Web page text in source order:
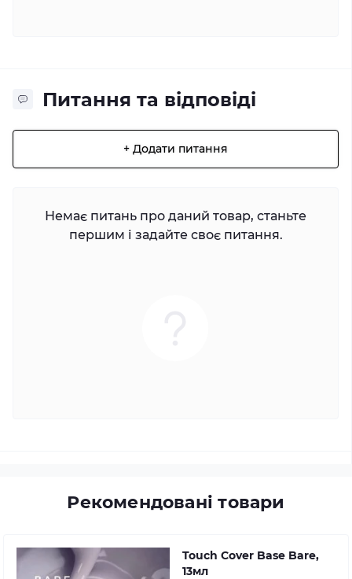
Питання та відповіді
+ Додати питання
Немає питань про даний товар, станьте
першим і задайте своє питання.
Рекомендовані товари
Touch Cover Base Bare,
13мл